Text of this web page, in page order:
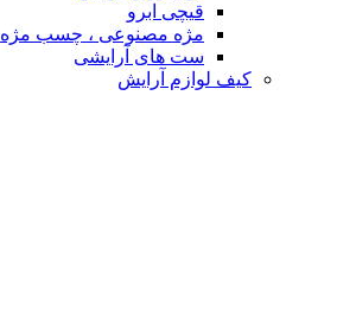
قیچی ابرو
مژه مصنوعی ، چسب مژه
ست های آرایشی
کیف لوازم آرایش